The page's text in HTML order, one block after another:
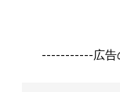
-----------広告